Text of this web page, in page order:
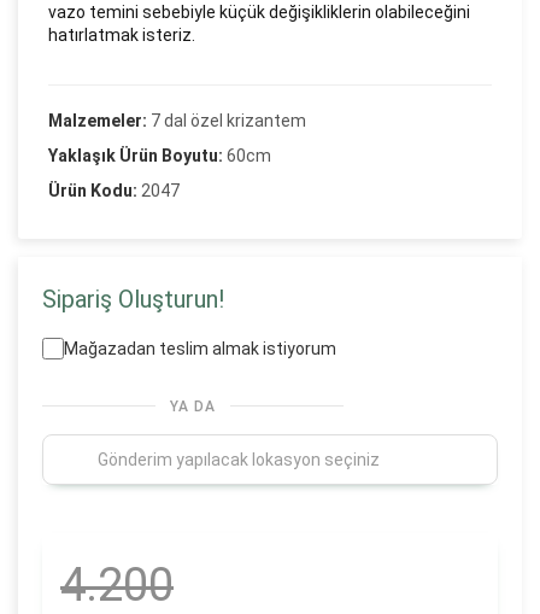
vazo temini sebebiyle küçük değişikliklerin olabileceğini
hatırlatmak isteriz.
Malzemeler: 7 dal özel krizantem
Yaklaşık Ürün Boyutu: 60cm
Ürün Kodu: 2047
Sipariş Oluşturun!
Mağazadan teslim almak istiyorum
YA DA
4.200